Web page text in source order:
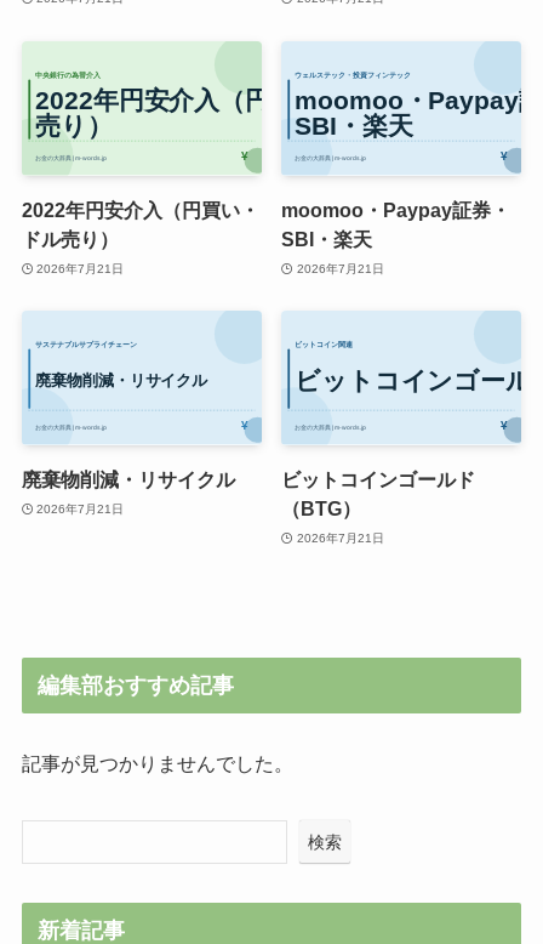
2022年円安介入（円買い・
ドル売り）
2026年7月21日
moomoo・Paypay証券・
SBI・楽天
2026年7月21日
廃棄物削減・リサイクル
2026年7月21日
ビットコインゴールド
（BTG）
2026年7月21日
編集部おすすめ記事
記事が見つかりませんでした。
検索
新着記事